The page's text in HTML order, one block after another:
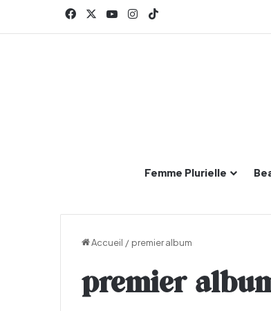
FacebookYouTubeInstagram
Femme Plurielle
Accueil / premier album
premier